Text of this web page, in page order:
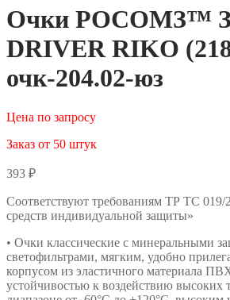
Очки РОСОМЗ™
DRIVER RIKO
очк-204.02-юз
Цена по запросу
Заказ от 50 штук
393 ₽
Соответствуют требованиям ТР ТС 019/
средств индивидуальной защиты»
• Очки классические с минеральными
светофильтрами, мягким, удобно
корпусом из эластичного материала
устойчивостью к воздействию высоких